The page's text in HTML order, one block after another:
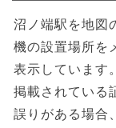
沼ノ端駅を地図
機の設置場所を
表示しています。
掲載されている
誤りがある場合、